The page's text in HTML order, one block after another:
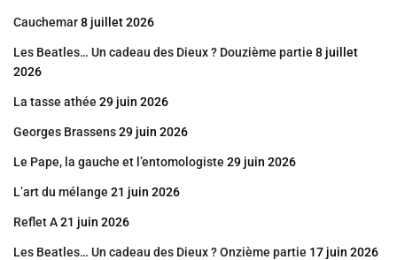
Cauchemar8 juillet 2026
Les Beatles… Un cadeau des Dieux ? Douzième partie 8 juillet
2026
La tasse athée 29 juin 2026
Georges Brassens29 juin 2026
Le Pape, la gauche et l’entomologiste 29 juin 2026
L’art du mélange 21 juin 2026
Reflet A21 juin 2026
Les Beatles… Un cadeau des Dieux ? Onzième partie 17 juin 2026